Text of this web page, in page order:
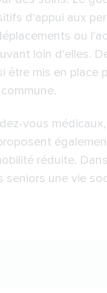
d'appui aux
ou
loin d'elles.
être mis en place
vous
réduite.
une vie